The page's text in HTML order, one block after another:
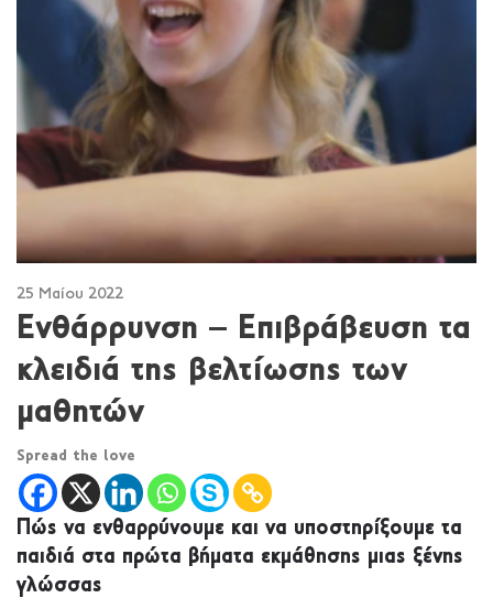
25 Μαίου 2022
Ενθάρρυνση – Επιβράβευση τα
κλειδιά της βελτίωσης των
μαθητών
Spread the love
Πώς να ενθαρρύνουμε και να υποστηρίξουμε τα
παιδιά στα πρώτα βήματα εκμάθησης μιας ξένης
γλώσσας